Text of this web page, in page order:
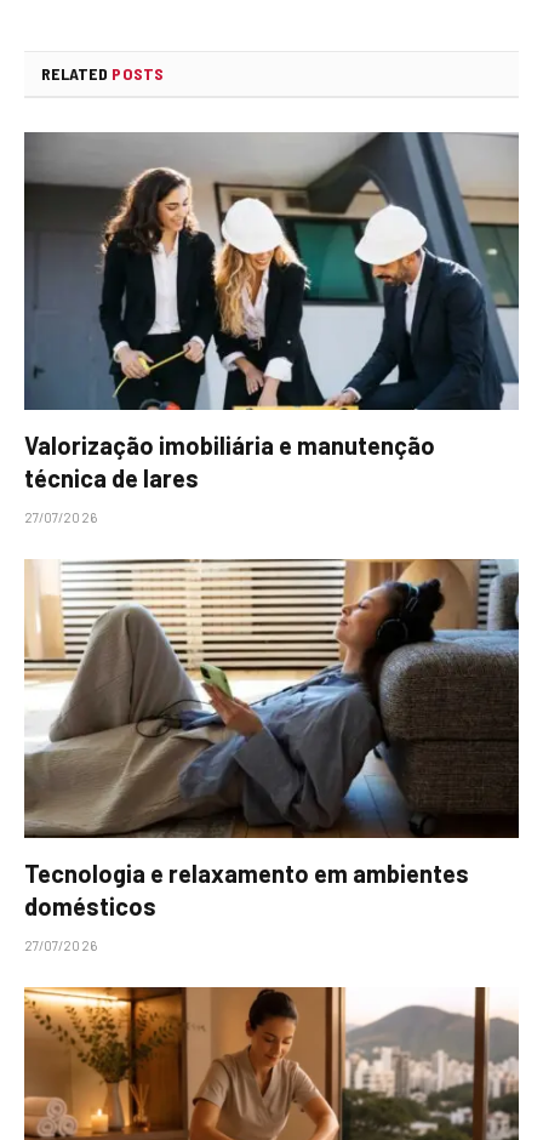
RELATED POSTS
Valorização imobiliária e manutenção
técnica de lares
27/07/2026
Tecnologia e relaxamento em ambientes
domésticos
27/07/2026